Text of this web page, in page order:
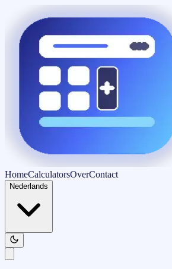
HomeCalculatorsOverContact
Nederlands